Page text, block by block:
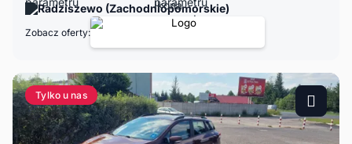
Radziszewo (Zachodniopomorskie)
Zobacz oferty:
Tylko u nas